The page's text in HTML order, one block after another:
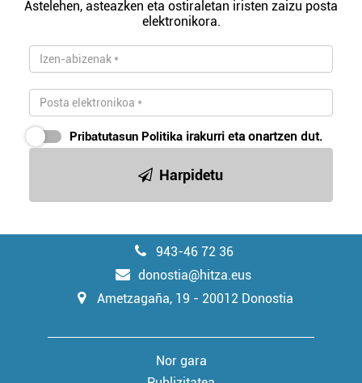
Astelehen, asteazken eta ostiraletan iristen zaizu posta
elektronikora.
Pribatutasun Politika irakurri eta onartzen dut.
Harpidetu
943-46 72 36
donostia@hitza.eus
Ametzagaña, 19 - 20012 Donostia
Nor gara